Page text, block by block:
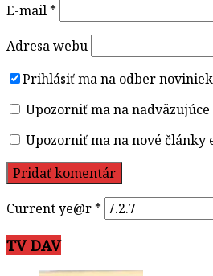
E-mail *
Adresa webu
Prihlásiť ma na odber
Upozorniť ma na
Upozorniť ma na nové články
Current ye@r *
TV DAV